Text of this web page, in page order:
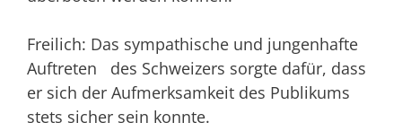
Freilich: Das sympathische und jungenhafte
Auftreten des Schweizers sorgte dafür, dass
er sich der Aufmerksamkeit des Publikums
stets sicher sein konnte.